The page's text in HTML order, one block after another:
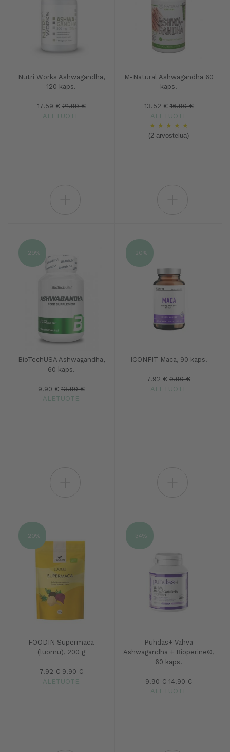
Nutri Works Ashwagandha,
120 kaps.
17.59 € 21.99 €
ALETUOTE
M-Natural Ashwagandha 60
kaps.
13.52 € 16.90 €
ALETUOTE
★ ★ ★ ★ ★
(2 arvostelua)
BioTechUSA Ashwagandha,
60 kaps.
9.90 € 13.90 €
ALETUOTE
-29%
ICONFIT Maca, 90 kaps.
7.92 € 9.90 €
ALETUOTE
-20%
FOODIN Supermaca
(luomu), 200 g
7.92 € 9.90 €
ALETUOTE
-20%
Puhdas+ Vahva
Ashwagandha + Bioperine®,
60 kaps.
9.90 € 14.90 €
ALETUOTE
-34%